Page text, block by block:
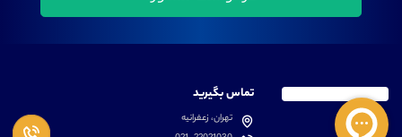
تماس بگیرید
تهران، زعفرانیه